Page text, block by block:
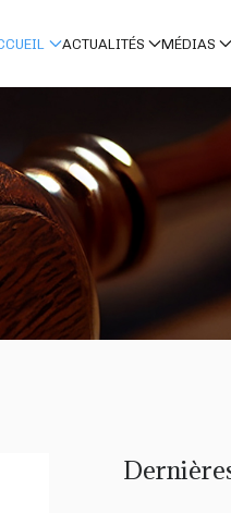
ACTUALITÉS MÉDIAS